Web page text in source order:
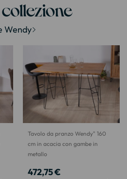
Wendy
Tavolo da pranzo Wendy" 160
cm in acacia con gambe in
metallo
472,75 €